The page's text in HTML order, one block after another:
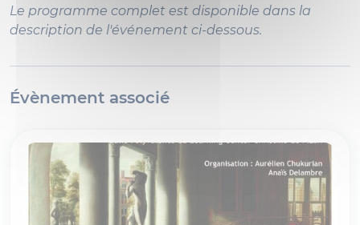
Le programme complet est disponible dans la
description de l'événement ci-dessous.
Évènement associé